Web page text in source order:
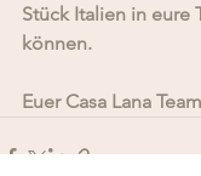
Stück Italien in eure
können.
Euer Casa Lana Team